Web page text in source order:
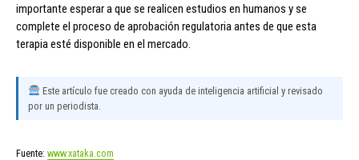
importante esperar a que se realicen estudios en humanos y se
complete el proceso de aprobación regulatoria antes de que esta
terapia esté disponible en el mercado.
Este artículo fue creado con ayuda de inteligencia artificial y revisado
por un periodista.
Fuente: www.xataka.com